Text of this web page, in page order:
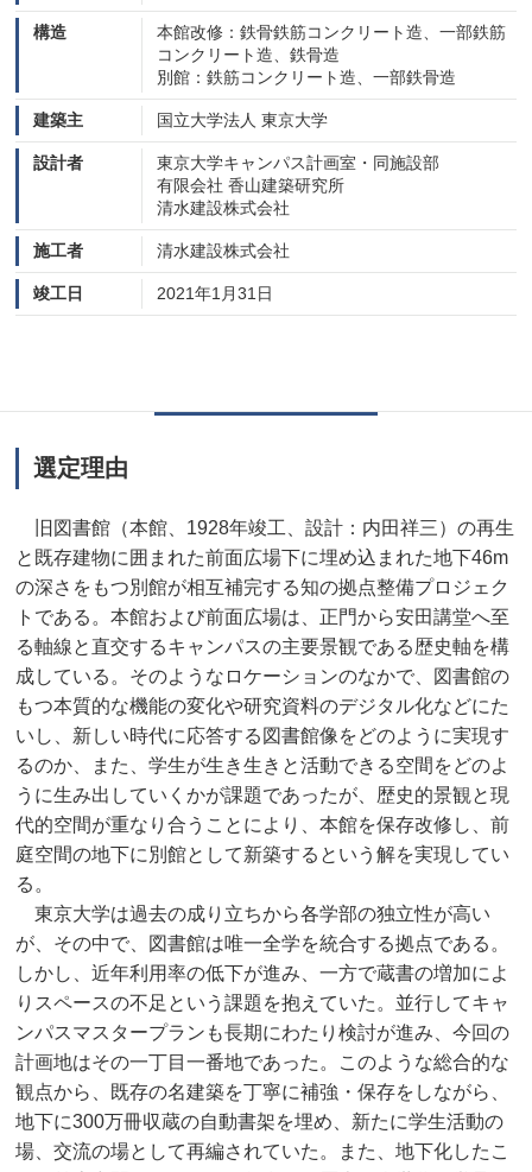
構造
本館改修：鉄骨鉄筋コンクリート造、一部鉄筋
コンクリート造、鉄骨造
別館：鉄筋コンクリート造、一部鉄骨造
建築主 国立大学法人 東京大学
設計者
東京大学キャンパス計画室・同施設部
有限会社 香山建築研究所
清水建設株式会社
施工者 清水建設株式会社
竣工日 2021年1月31日
選定理由
旧図書館（本館、1928年竣工、設計：内田祥三）の再生
と既存建物に囲まれた前面広場下に埋め込まれた地下46m
の深さをもつ別館が相互補完する知の拠点整備プロジェク
トである。本館および前面広場は、正門から安田講堂へ至
る軸線と直交するキャンパスの主要景観である歴史軸を構
成している。そのようなロケーションのなかで、図書館の
もつ本質的な機能の変化や研究資料のデジタル化などにた
いし、新しい時代に応答する図書館像をどのように実現す
るのか、また、学生が生き生きと活動できる空間をどのよ
うに生み出していくかが課題であったが、歴史的景観と現
代的空間が重なり合うことにより、本館を保存改修し、前
庭空間の地下に別館として新築するという解を実現してい
る。
東京大学は過去の成り立ちから各学部の独立性が高い
が、その中で、図書館は唯一全学を統合する拠点である。
しかし、近年利用率の低下が進み、一方で蔵書の増加によ
りスペースの不足という課題を抱えていた。並行してキャ
ンパスマスタープランも長期にわたり検討が進み、今回の
計画地はその一丁目一番地であった。このような総合的な
観点から、既存の名建築を丁寧に補強・保存をしながら、
地下に300万冊収蔵の自動書架を埋め、新たに学生活動の
場、交流の場として再編されていた。また、地下化したこ